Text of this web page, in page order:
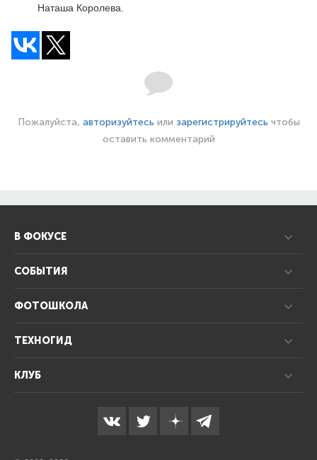
Наташа Королева.
Пожалуйста, авторизуйтесь или зарегистрируйтесь чтобы
оставить комментарий
В ФОКУСЕ
СОБЫТИЯ
ФОТОШКОЛА
ТЕХНОГИД
КЛУБ